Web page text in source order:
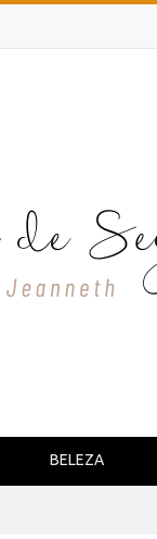
BELEZA